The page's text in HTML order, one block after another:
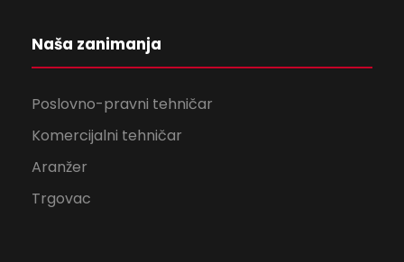
Naša zanimanja
Poslovno-pravni tehničar
Komercijalni tehničar
Aranžer
Trgovac